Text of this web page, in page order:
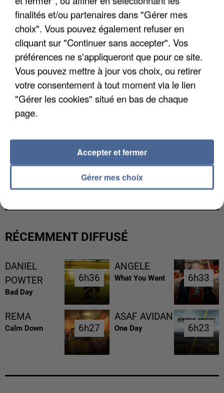
L’UN DES FONDATEURS SUPPOSÉS DE LA DZ
MAFIA INTERPELLÉ EN ALGÉRIE
RÉCEMMENT DIFFUSÉ
DANIEL
POWTER
Bad Day
6h36
6h36
ANGELE
What You Want 6h33
6h33
REMA
Calm Down 6h27
6h27
ASAF AVIDAN
One Day 6h23
6h23
finalités et/ou partenaires dans "Gérer mes
choix". Vous pouvez également refuser en
cliquant sur "Continuer sans accepter". Vos
préférences ne s'appliqueront que pour ce site.
Vous pouvez mettre à jour vos choix, ou retirer
votre consentement à tout moment via le lien
"Gérer les cookies" situé en bas de chaque
page.
Gérer mes choix
Accepter et fermer